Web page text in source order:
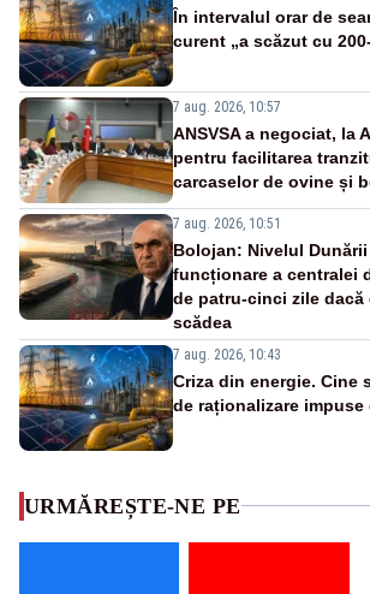
În intervalul orar de
curent „a scăzut cu
7 aug. 2026, 10:57
ANSVSA a negociat, la
pentru facilitarea
carcaselor de ovine și
7 aug. 2026, 10:51
Bolojan: Nivelul
funcționare a centralei
de patru-cinci zile dacă
scădea
7 aug. 2026, 10:43
Criza din energie. Cine
de raționalizare impuse
URMĂREȘTE-NE PE